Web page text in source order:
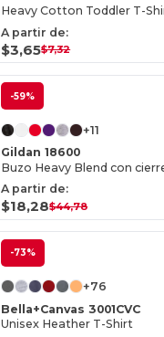
Heavy Cotton Toddler T-
A partir de:
$3,65$7,32
-59%
+11
Gildan 18600
Buzo Heavy Blend con
A partir de:
$18,28$44,78
-73%
+76
Bella+Canvas 3001CVC
Unisex Heather T-Shirt